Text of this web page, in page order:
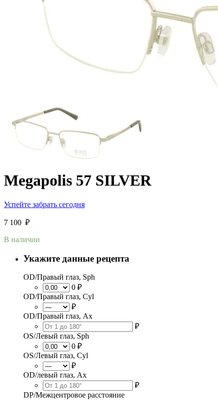
Megapolis 57 SILVER
Успейте забрать сегодня
7 100 ₽
В наличии
Укажите данные рецепта
OD/Правый глаз, Sph
0 ₽
OD/Правый глаз, Cyl
₽
OD/Правый глаз, Ax
₽
OS/Левый глаз, Sph
0 ₽
OS/Левый глаз, Cyl
₽
OD/левый глаз, Ax
₽
DP/Межцентровое расстояние